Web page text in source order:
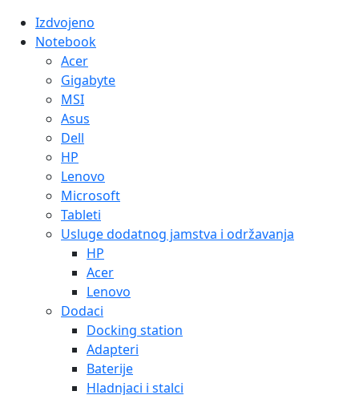
Izdvojeno
Notebook
Acer
Gigabyte
MSI
Asus
Dell
HP
Lenovo
Microsoft
Tableti
Usluge dodatnog jamstva i održavanja
HP
Acer
Lenovo
Dodaci
Docking station
Adapteri
Baterije
Hladnjaci i stalci